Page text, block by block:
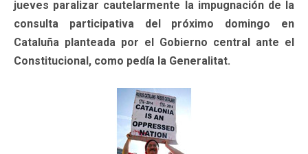
jueves paralizar cautelarmente la impugnación de la
consulta participativa del próximo domingo en
Cataluña planteada por el Gobierno central ante el
Constitucional, como pedía la Generalitat.